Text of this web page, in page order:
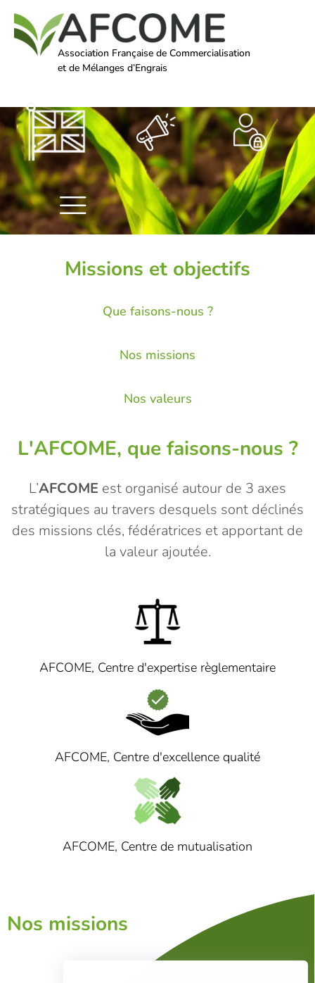
Association Française de Commercialisation
et de Mélanges d’Engrais
Missions et objectifs
Que faisons-nous ?
Nos missions
Nos valeurs
L'AFCOME, que faisons-nous ?
L’AFCOME est organisé autour de 3 axes
stratégiques au travers desquels sont déclinés
des missions clés, fédératrices et apportant de
la valeur ajoutée.
AFCOME, Centre d'expertise règlementaire
AFCOME, Centre d'excellence qualité
AFCOME, Centre de mutualisation
Nos missions